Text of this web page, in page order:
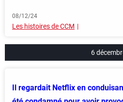
08/12/24
Les histoires de CCM
6
Il regardait Netflix en